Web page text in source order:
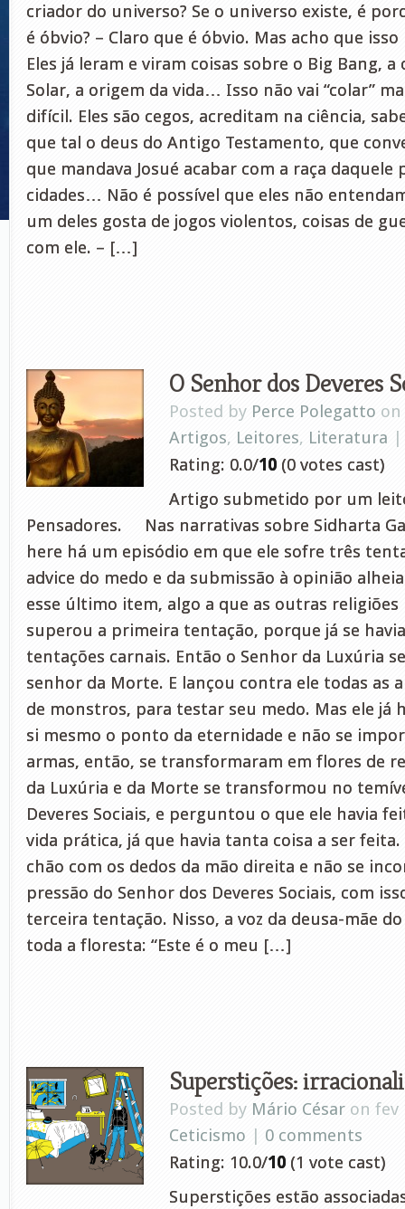
criador do universo? Se o universo existe, é
é óbvio? – Claro que é óbvio. Mas acho que
Eles já leram e viram coisas sobre o Big Bang,
Solar, a origem da vida… Isso não vai “colar”
difícil. Eles são cegos, acreditam na ciência,
que tal o deus do Antigo Testamento, que
que mandava Josué acabar com a raça daquele
cidades… Não é possível que eles não
um deles gosta de jogos violentos, coisas de
com ele. – […]
O Senhor dos Deveres
Posted by Perce Polegatto on
Artigos, Leitores, Literatura
Rating: 0.0/10 (0 votes cast)
Artigo submetido por um
Pensadores. Nas narrativas sobre Sidharta
here há um episódio em que ele sofre três
advice do medo e da submissão à opinião
esse último item, algo a que as outras religiões
superou a primeira tentação, porque já se
tentações carnais. Então o Senhor da Luxúria
senhor da Morte. E lançou contra ele todas as
de monstros, para testar seu medo. Mas ele já
si mesmo o ponto da eternidade e não se
armas, então, se transformaram em flores de
da Luxúria e da Morte se transformou no
Deveres Sociais, e perguntou o que ele havia
vida prática, já que havia tanta coisa a ser
chão com os dedos da mão direita e não se
pressão do Senhor dos Deveres Sociais, com
terceira tentação. Nisso, a voz da deusa-mãe
toda a floresta: “Este é o meu […]
Superstições:
Posted by Mário César on fev
Ceticismo | 0 comments
Rating: 10.0/10 (1 vote cast)
Superstições estão